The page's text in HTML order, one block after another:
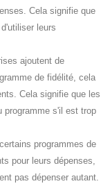
Cela signifie que
leurs
ajoutent de
de fidélité, cela
Cela signifie que les
programme s'il est trop
programmes de
pour leurs dépenses,
pas dépenser autant.